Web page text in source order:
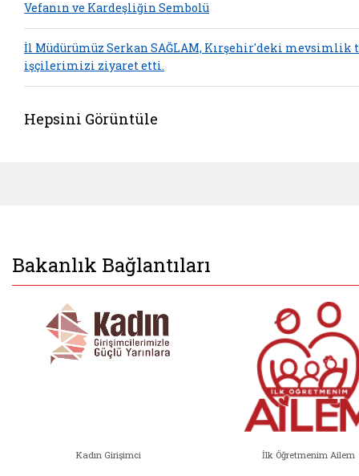
Vefanın ve Kardeşliğin Sembolü
İl Müdürümüz Serkan SAĞLAM, Kırşehir'deki mevsimlik
işçilerimizi ziyaret etti.
Hepsini Görüntüle
Bakanlık Bağlantıları
Kadın Girişimci İlk Öğretmenim Ailem